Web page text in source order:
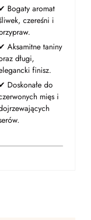
✔ Bogaty aromat
czereśni i
✔ Aksamitne taniny
długi,
finisz.
✔ Doskonałe do
mięs i